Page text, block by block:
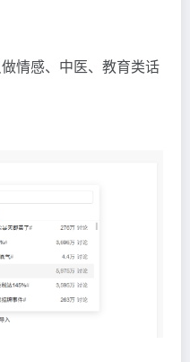
情感、中医、教育类话